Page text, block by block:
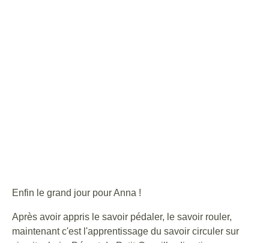
Enfin le grand jour pour Anna !
Après avoir appris le savoir pédaler, le savoir rouler,
maintenant c'est l'apprentissage du savoir circuler sur